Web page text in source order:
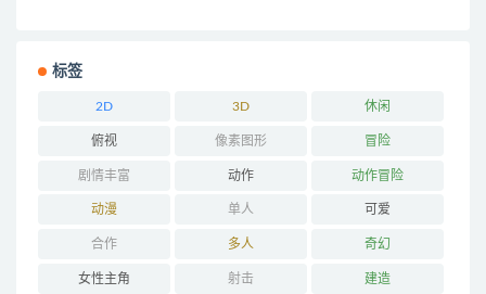
标签
2D 3D 休闲
俯视 像素图形 冒险
剧情丰富 动作 动作冒险
动漫 单人 可爱
合作 多人 奇幻
女性主角 射击 建造